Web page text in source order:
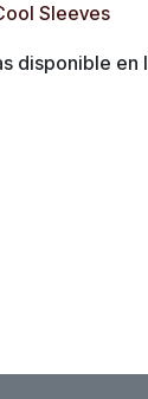
Sleeves
disponible en